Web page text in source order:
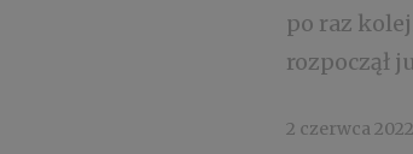
po raz
rozpoczął
2 czerwca 2022